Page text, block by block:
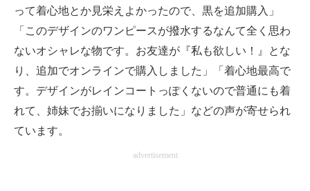
って着心地とか見栄えよかったので、黒を追加購入」
「このデザインのワンピースが撥水するなんて全く思わ
ないオシャレな物です。お友達が『私も欲しい！』とな
り、追加でオンラインで購入しました」「着心地最高で
す。デザインがレインコートっぽくないので普通にも着
れて、姉妹でお揃いになりました」などの声が寄せられ
ています。
advertisement